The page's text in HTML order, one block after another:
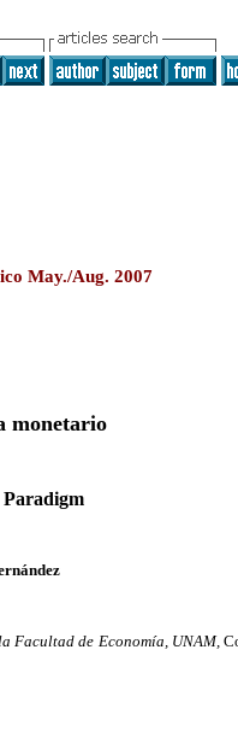
May./Aug. 2007
monetario
Facultad de Economía, UNAM,